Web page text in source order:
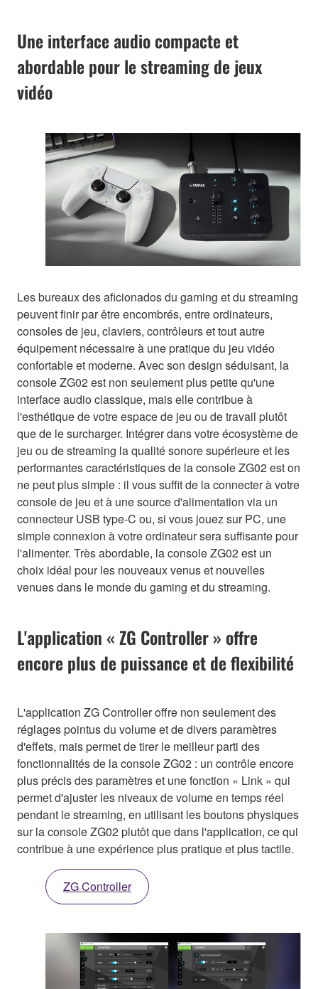
Une interface audio compacte et
abordable pour le streaming de jeux
vidéo
Les bureaux des aficionados du gaming et du streaming
peuvent finir par être encombrés, entre ordinateurs,
consoles de jeu, claviers, contrôleurs et tout autre
équipement nécessaire à une pratique du jeu vidéo
confortable et moderne. Avec son design séduisant, la
console ZG02 est non seulement plus petite qu'une
interface audio classique, mais elle contribue à
l'esthétique de votre espace de jeu ou de travail plutôt
que de le surcharger. Intégrer dans votre écosystème de
jeu ou de streaming la qualité sonore supérieure et les
performantes caractéristiques de la console ZG02 est on
ne peut plus simple : il vous suffit de la connecter à votre
console de jeu et à une source d'alimentation via un
connecteur USB type-C ou, si vous jouez sur PC, une
simple connexion à votre ordinateur sera suffisante pour
l'alimenter. Très abordable, la console ZG02 est un
choix idéal pour les nouveaux venus et nouvelles
venues dans le monde du gaming et du streaming.
L'application « ZG Controller » offre
encore plus de puissance et de flexibilité
L'application ZG Controller offre non seulement des
réglages pointus du volume et de divers paramètres
d'effets, mais permet de tirer le meilleur parti des
fonctionnalités de la console ZG02 : un contrôle encore
plus précis des paramètres et une fonction « Link » qui
permet d'ajuster les niveaux de volume en temps réel
pendant le streaming, en utilisant les boutons physiques
sur la console ZG02 plutôt que dans l'application, ce qui
contribue à une expérience plus pratique et plus tactile.
ZG Controller